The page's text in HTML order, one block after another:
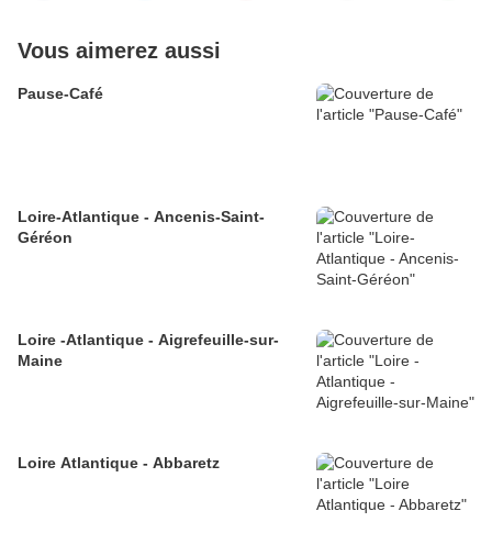
Vous aimerez aussi
Pause-Café
Loire-Atlantique - Ancenis-Saint-
Géréon
Loire -Atlantique - Aigrefeuille-sur-
Maine
Loire Atlantique - Abbaretz